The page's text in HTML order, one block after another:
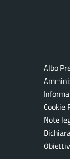
Albo
Cookie
Note